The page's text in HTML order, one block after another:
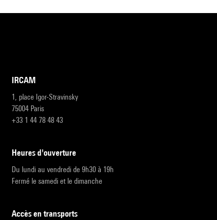
IRCAM
1, place Igor-Stravinsky
75004 Paris
+33 1 44 78 48 43
heures d'ouverture
Du lundi au vendredi de 9h30 à 19h
Fermé le samedi et le dimanche
accès en transports